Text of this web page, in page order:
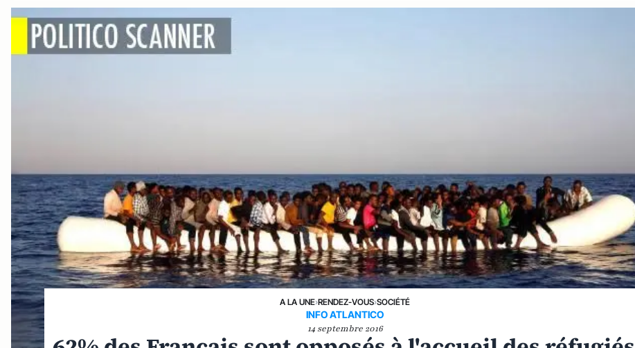
A LA UNE›RENDEZ-VOUS›SOCIÉTÉ
INFO ATLANTICO
14 septembre 2016